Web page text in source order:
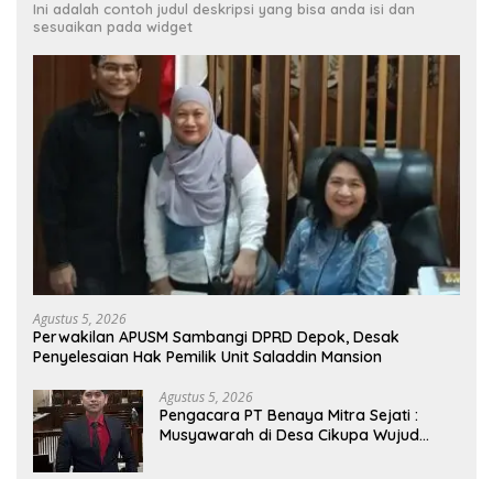
Ini adalah contoh judul deskripsi yang bisa anda isi dan
sesuaikan pada widget
Agustus 5, 2026
Perwakilan APUSM Sambangi DPRD Depok, Desak
Penyelesaian Hak Pemilik Unit Saladdin Mansion
Agustus 5, 2026
Pengacara PT Benaya Mitra Sejati :
Musyawarah di Desa Cikupa Wujud